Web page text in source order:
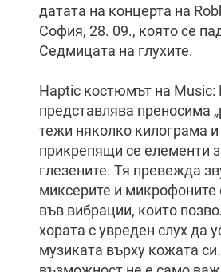
датата на концерта на
София, 28. 09., която се
Седмицата на глухите.
Haptic костюмът на Music:
представлява преносима
тежи няколко килограма
прикрепящи се елементи
глезените. Тя превежда
миксерите и микрофоните
във вибрации, които
хората с увреден слух да
музиката върху кожата си.